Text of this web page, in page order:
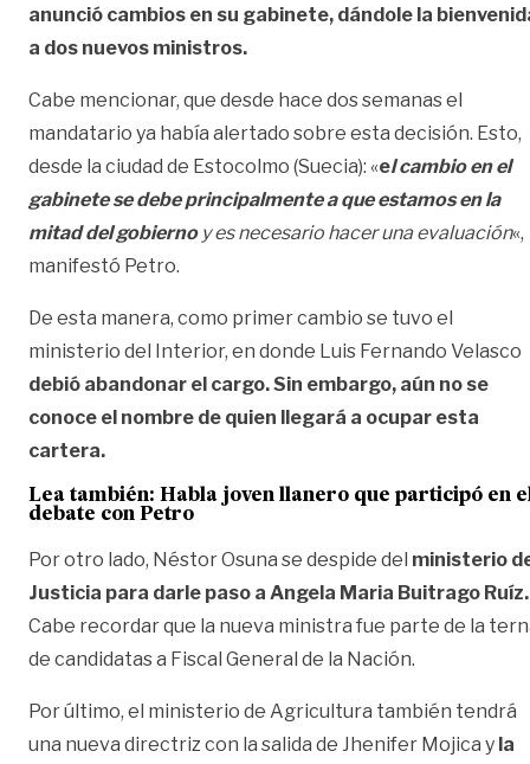
anunció cambios en su gabinete, dándole la
a dos nuevos ministros.
Cabe mencionar, que desde hace dos semanas el
mandatario ya había alertado sobre esta decisión. Esto,
desde la ciudad de Estocolmo (Suecia): «el cambio en el
gabinete se debe principalmente a que estamos en la
mitad del gobiernoy es necesario hacer una evaluación«,
manifestó Petro.
De esta manera, como primer cambio se tuvo el
ministerio del Interior, en donde Luis Fernando Velasco
debió abandonar el cargo. Sin embargo, aún no se
conoce el nombre de quien llegará a ocupar esta
cartera.
Lea también: Habla joven llanero que participó en
debate con Petro
Por otro lado, Néstor Osuna se despide del ministerio
Justicia para darle paso a Angela Maria Buitrago Ruíz.
Cabe recordar que la nueva ministra fue parte de la
de candidatas a Fiscal General de la Nación.
Por último, el ministerio de Agricultura también tendrá
una nueva directriz con la salida de Jhenifer Mojica y la